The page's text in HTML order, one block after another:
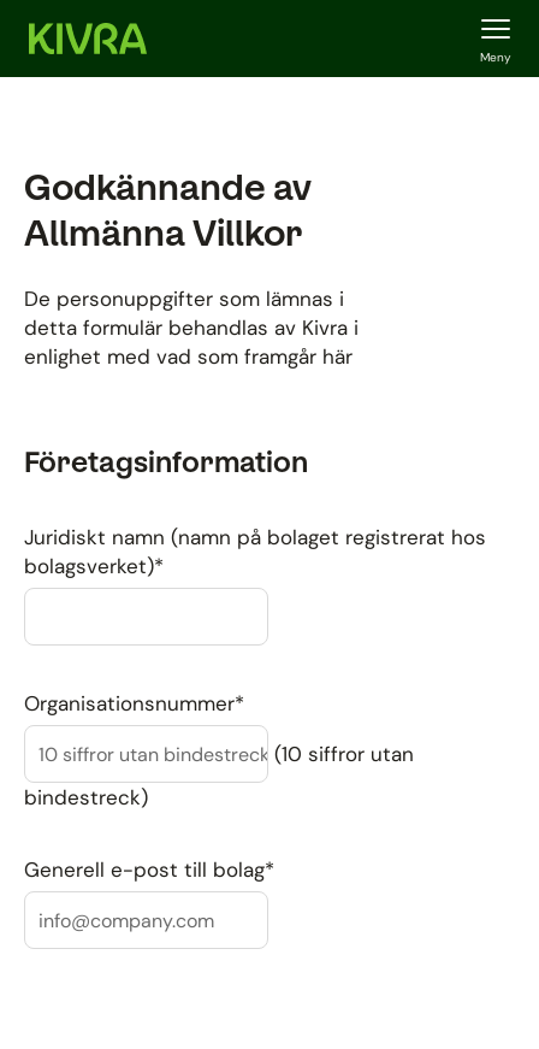
Meny
Godkännande av
Allmänna Villkor
De personuppgifter som lämnas i
detta formulär behandlas av Kivra i
enlighet med vad som framgår här
Företagsinformation
Juridiskt namn (namn på bolaget registrerat hos
bolagsverket)*
Organisationsnummer*
(10 siffror utan
bindestreck)
Generell e-post till bolag*